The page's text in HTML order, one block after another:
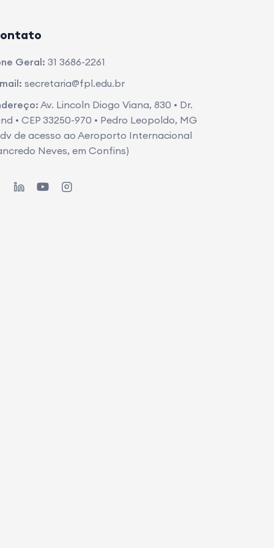
Geral: 31 3686-2261
secretaria@fpl.edu.br
Av. Lincoln Diogo Viana, 830 • Dr.
• CEP 33250-970 • Pedro Leopoldo, MG
de acesso ao Aeroporto Internacional
Neves, em Confins)